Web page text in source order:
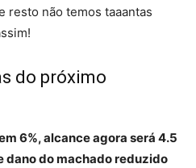
resto não temos taaantas
do próximo
6%, alcance agora será 4.5
dano do machado reduzido